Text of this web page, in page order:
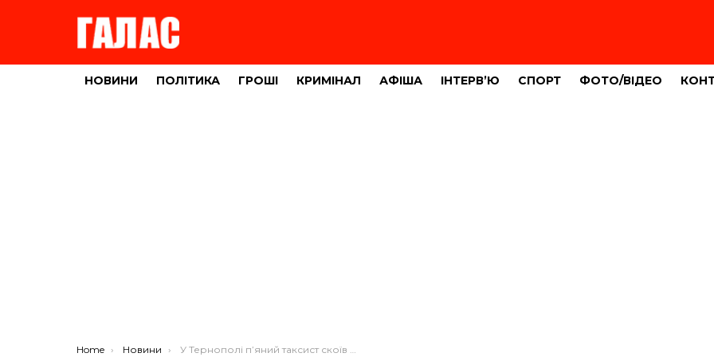
НОВИНИ ПОЛІТИКА ГРОШІ КРИМІНАЛ АФІША ІНТЕРВ’Ю СПОРТ ФОТО/ВІДЕО
You are here:
Home Новини У Тернополі п’яний таксист скоїв жахливе ДТП